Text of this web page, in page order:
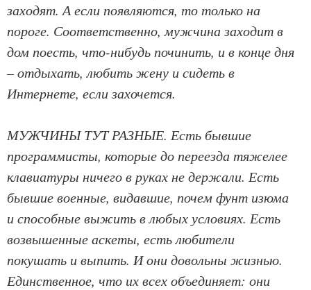
заходят. А если появляются, то только на
пороге. Соответственно, мужчина заходит в
дом поесть, что-нибудь починить, и в конце дня
– отдыхать, любить жену и сидеть в
Интернете, если захочется.
МУЖЧИНЫ ТУТ РАЗНЫЕ. Есть бывшие
программисты, которые до переезда тяжелее
клавиатуры ничего в руках не держали. Есть
бывшие военные, видавшие, почем фунт изюма
и способные выжить в любых условиях. Есть
возвышенные аскеты, есть любители
покушать и выпить. И они довольны жизнью.
Единственное, что их всех объединяет: они